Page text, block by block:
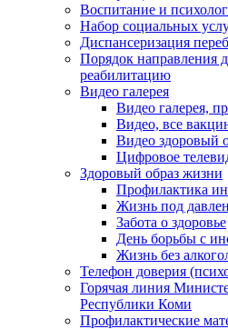
Воспитание и
Набор социальных
Диспансеризация
Порядок направления
реабилитацию
Видео галерея
Видео галерея,
Видео, все
Видео здоровый
Цифровое
Здоровый образ жизни
Профилактика
Жизнь под
Забота о здоровье
День борьбы с
Жизнь без
Телефон доверия
Горячая линия
Республики Коми
Профилактические